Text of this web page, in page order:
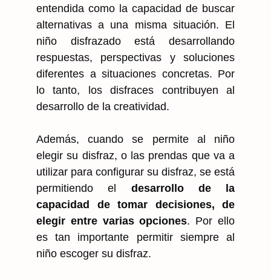
entendida como la capacidad de buscar
alternativas a una misma situación. El
niño disfrazado está desarrollando
respuestas, perspectivas y soluciones
diferentes a situaciones concretas. Por
lo tanto, los disfraces contribuyen al
desarrollo de la creatividad.
Además, cuando se permite al niño
elegir su disfraz, o las prendas que va a
utilizar para configurar su disfraz, se está
permitiendo el desarrollo de la
capacidad de tomar decisiones, de
elegir entre varias opciones. Por ello
es tan importante permitir siempre al
niño escoger su disfraz.